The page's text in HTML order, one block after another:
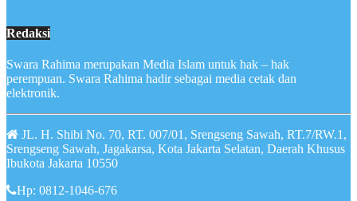
Redaksi
Swara Rahima merupakan Media Islam untuk hak – hak
perempuan. Swara Rahima hadir sebagai media cetak dan
elektronik.
JL. H. Shibi No. 70, RT. 007/01, Srengseng Sawah, RT.7/RW.1,
Srengseng Sawah, Jagakarsa, Kota Jakarta Selatan, Daerah Khusus
Ibukota Jakarta 10550
Hp: 0812-1046-676